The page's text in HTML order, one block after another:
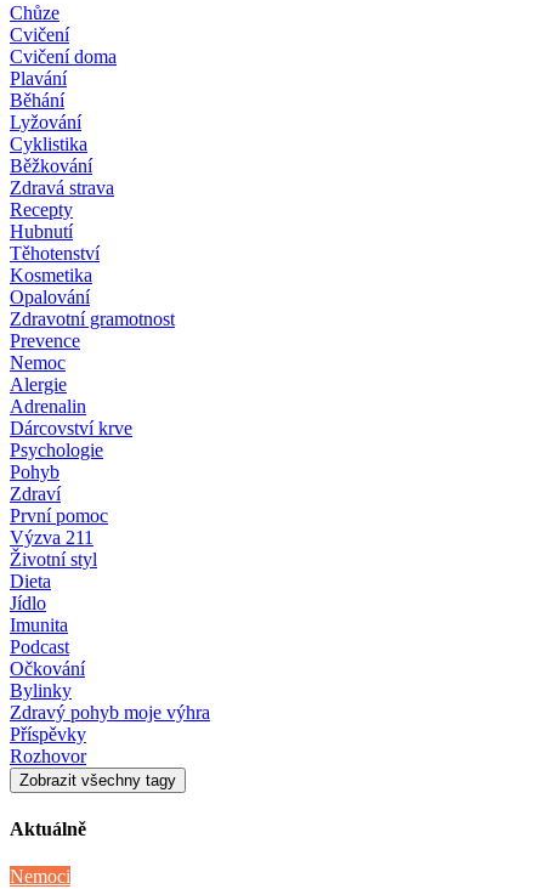
Chůze
Cvičení
Cvičení doma
Plavání
Běhání
Lyžování
Cyklistika
Běžkování
Zdravá strava
Recepty
Hubnutí
Těhotenství
Kosmetika
Opalování
Zdravotní gramotnost
Prevence
Nemoc
Alergie
Adrenalin
Dárcovství krve
Psychologie
Pohyb
Zdraví
První pomoc
Výzva 211
Životní styl
Dieta
Jídlo
Imunita
Podcast
Očkování
Bylinky
Zdravý pohyb moje výhra
Příspěvky
Rozhovor
Zobrazit všechny tagy
Aktuálně
Nemoci